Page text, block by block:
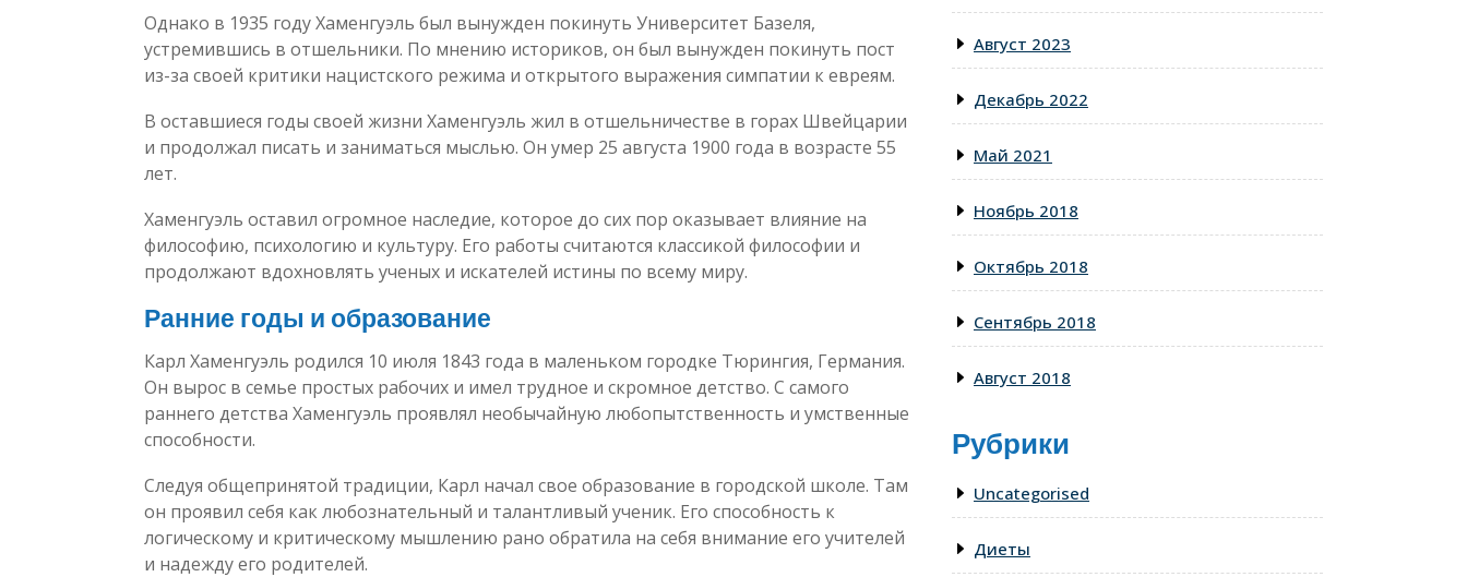
Однако в 1935 году Хаменгуэль был вынужден покинуть Университет Базеля,
устремившись в отшельники. По мнению историков, он был вынужден покинуть пост
из-за своей критики нацистского режима и открытого выражения симпатии к евреям.
В оставшиеся годы своей жизни Хаменгуэль жил в отшельничестве в горах Швейцарии
и продолжал писать и заниматься мыслью. Он умер 25 августа 1900 года в возрасте 55
лет.
Хаменгуэль оставил огромное наследие, которое до сих пор оказывает влияние на
философию, психологию и культуру. Его работы считаются классикой философии и
продолжают вдохновлять ученых и искателей истины по всему миру.
Ранние годы и образование
Карл Хаменгуэль родился 10 июля 1843 года в маленьком городке Тюрингия, Германия.
Он вырос в семье простых рабочих и имел трудное и скромное детство. С самого
раннего детства Хаменгуэль проявлял необычайную любопытственность и умственные
способности.
Следуя общепринятой традиции, Карл начал свое образование в городской школе. Там
он проявил себя как любознательный и талантливый ученик. Его способность к
логическому и критическому мышлению рано обратила на себя внимание его учителей
и надежду его родителей.
Август 2023
Декабрь 2022
Май 2021
Ноябрь 2018
Октябрь 2018
Сентябрь 2018
Август 2018
Рубрики
Uncategorised
Диеты